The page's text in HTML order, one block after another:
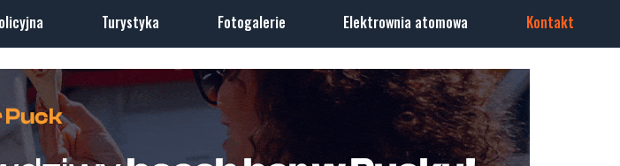
Turystyka Fotogalerie Elektrownia atomowa Kontakt